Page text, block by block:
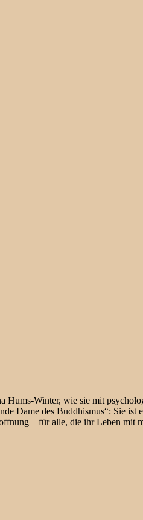
Winter, wie sie mit
Dame des Buddhismus“: Sie ist
– für alle, die ihr Leben mit